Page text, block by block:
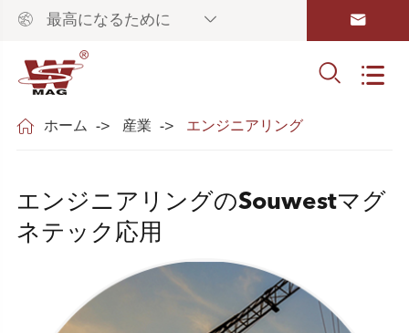
 最高になるために  
 
 ホーム 産業 エンジニアリング
エンジニアリングのSouwestマグ
ネテック応用